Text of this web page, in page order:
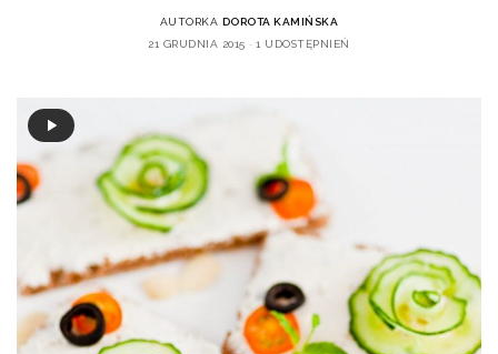
AUTORKA DOROTA KAMIŃSKA
21 GRUDNIA 2015
1 UDOSTĘPNIEŃ